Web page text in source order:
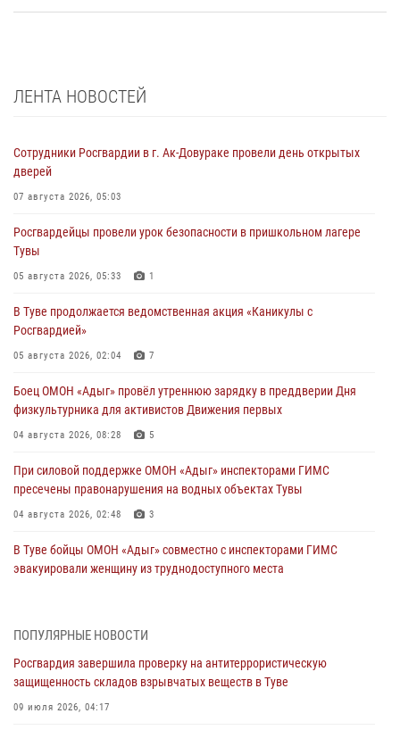
ЛЕНТА НОВОСТЕЙ
Сотрудники Росгвардии в г. Ак-Довураке провели день открытых
дверей
07 августа 2026, 05:03
Росгвардейцы провели урок безопасности в пришкольном лагере
Тувы
05 августа 2026, 05:33 1
В Туве продолжается ведомственная акция «Каникулы с
Росгвардией»
05 августа 2026, 02:04 7
Боец ОМОН «Адыг» провёл утреннюю зарядку в преддверии Дня
физкультурника для активистов Движения первых
04 августа 2026, 08:28 5
При силовой поддержке ОМОН «Адыг» инспекторами ГИМС
пресечены правонарушения на водных объектах Тувы
04 августа 2026, 02:48 3
В Туве бойцы ОМОН «Адыг» совместно с инспекторами ГИМС
эвакуировали женщину из труднодоступного места
Росгвардия проверила организацию отдыха детей в детских
31 июля 2026, 03:49
Сотрудники вневедомственной охраны приняли участие в акции
ПОПУЛЯРНЫЕ НОВОСТИ
Росгвардия завершила проверку на антитеррористическую
защищенность складов взрывчатых веществ в Туве
09 июля 2026, 04:17